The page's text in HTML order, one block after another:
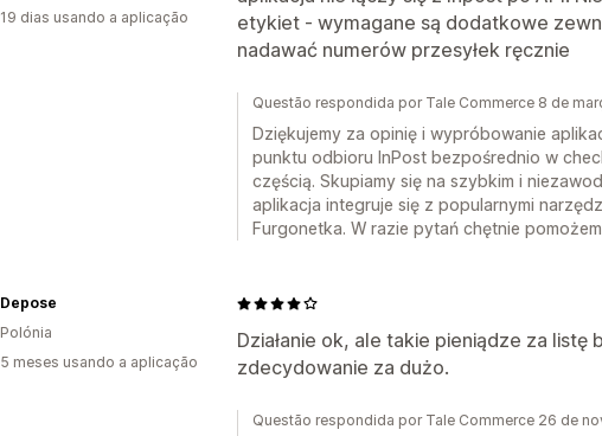
etykiet - wymagane są dodatkowe
nadawać numerów przesyłek ręcznie
19 dias usando a aplicação
Questão respondida por Tale Commerce 8 de
Dziękujemy za opinię i wypróbowanie
punktu odbioru InPost bezpośrednio w
częścią. Skupiamy się na szybkim i
aplikacja integruje się z popularnymi
Furgonetka. W razie pytań chętnie
Działanie ok, ale takie pieniądze za
zdecydowanie za dużo.
Depose
Polónia
5 meses usando a aplicação
Questão respondida por Tale Commerce 26 de